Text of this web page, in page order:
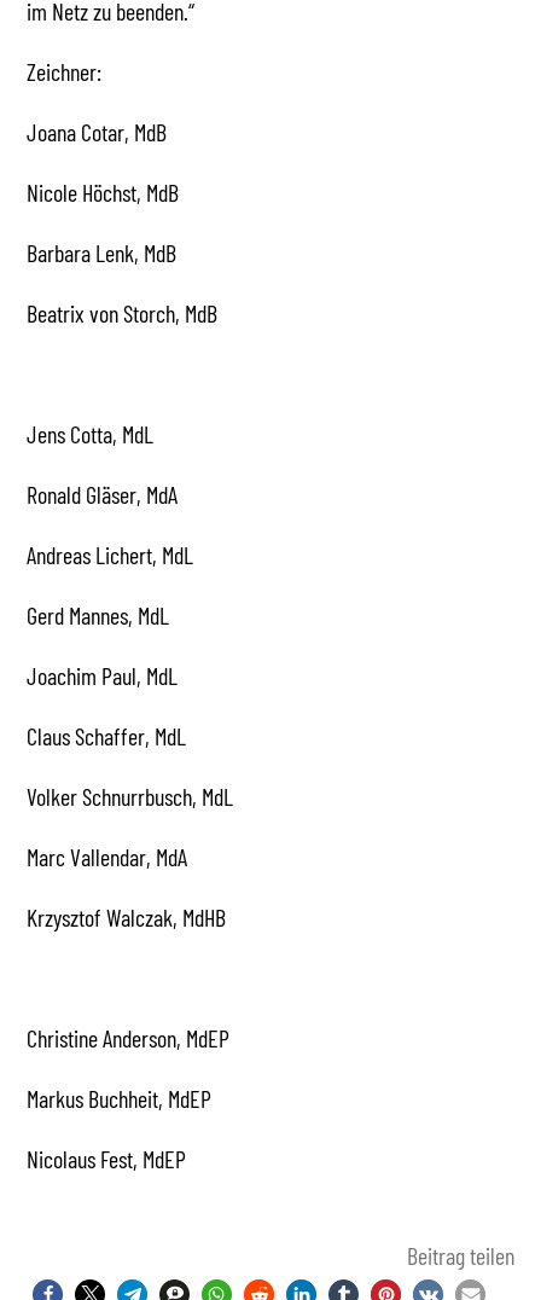
im Netz zu beenden.“
Zeichner:
Joana Cotar, MdB
Nicole Höchst, MdB
Barbara Lenk, MdB
Beatrix von Storch, MdB
Jens Cotta, MdL
Ronald Gläser, MdA
Andreas Lichert, MdL
Gerd Mannes, MdL
Joachim Paul, MdL
Claus Schaffer, MdL
Volker Schnurrbusch, MdL
Marc Vallendar, MdA
Krzysztof Walczak, MdHB
Christine Anderson, MdEP
Markus Buchheit, MdEP
Nicolaus Fest, MdEP
Beitrag teilen